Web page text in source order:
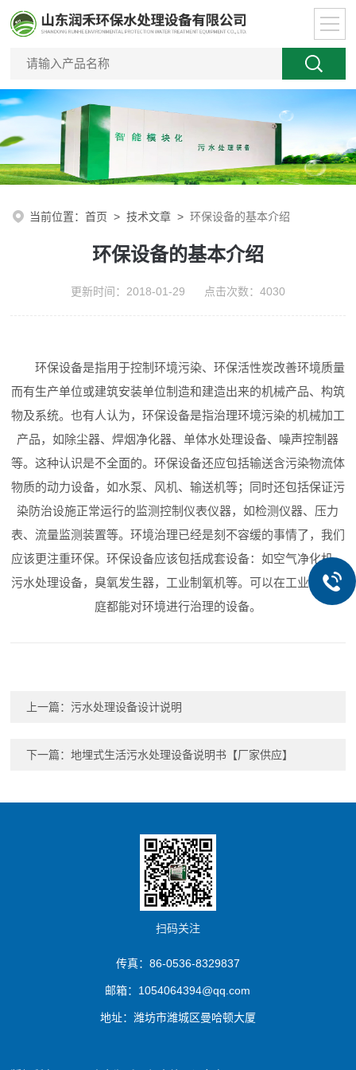
当前位置：首页 >技术文章 >环保设备的基本介绍
环保设备的基本介绍
更新时间：2018-01-29 点击次数：4030
环保设备是指用于控制环境污染、环保活性炭改善环境质量
而有生产单位或建筑安装单位制造和建造出来的机械产品、构筑
物及系统。也有人认为，环保设备是指治理环境污染的机械加工
产品，如除尘器、焊烟净化器、单体水处理设备、噪声控制器
等。这种认识是不全面的。环保设备还应包括输送含污染物流体
物质的动力设备，如水泵、风机、输送机等；同时还包括保证污
染防治设施正常运行的监测控制仪表仪器，如检测仪器、压力
表、流量监测装置等。环境治理已经是刻不容缓的事情了，我们
应该更注重环保。环保设备应该包括成套设备：如空气净化机，
污水处理设备，臭氧发生器，工业制氧机等。可以在工业或者家
庭都能对环境进行治理的设备。
上一篇：污水处理设备设计说明
下一篇：地埋式生活污水处理设备说明书【厂家供应】
扫码关注
传真：86-0536-8329837
邮箱：1054064394@qq.com
地址：潍坊市潍城区曼哈顿大厦